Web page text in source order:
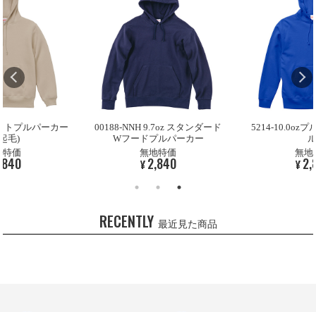
スタンダード
パーカー
特価
5214-10.0ozプルパーカー(パイ
ル)
無地特価
¥2,840
5618-10.0ozホ
(裏
無地
¥
RECENTLY 最近見た商品